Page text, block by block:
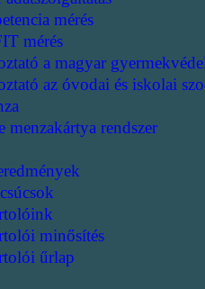
mérés
mérés
a magyar
az óvodai és iskolai
menzakártya rendszer
minősítés
űrlap